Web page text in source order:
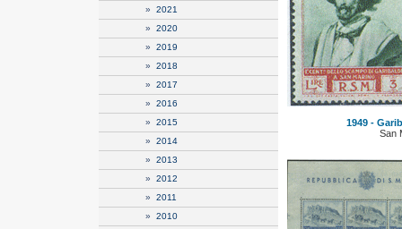
» 2021
» 2020
» 2019
» 2018
» 2017
» 2016
» 2015
» 2014
» 2013
» 2012
» 2011
» 2010
1949 -
San